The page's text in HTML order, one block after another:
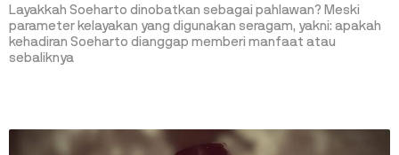
Layakkah Soeharto dinobatkan sebagai pahlawan? Meski
parameter kelayakan yang digunakan seragam, yakni: apakah
kehadiran Soeharto dianggap memberi manfaat atau
sebaliknya